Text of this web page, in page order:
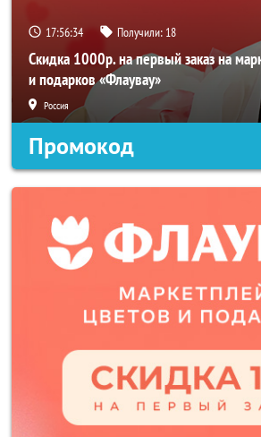
17:56:32 Получили: 18
Скидка 1000р. на первый заказ на
и подарков «Флаувау»
Россия
Промокод